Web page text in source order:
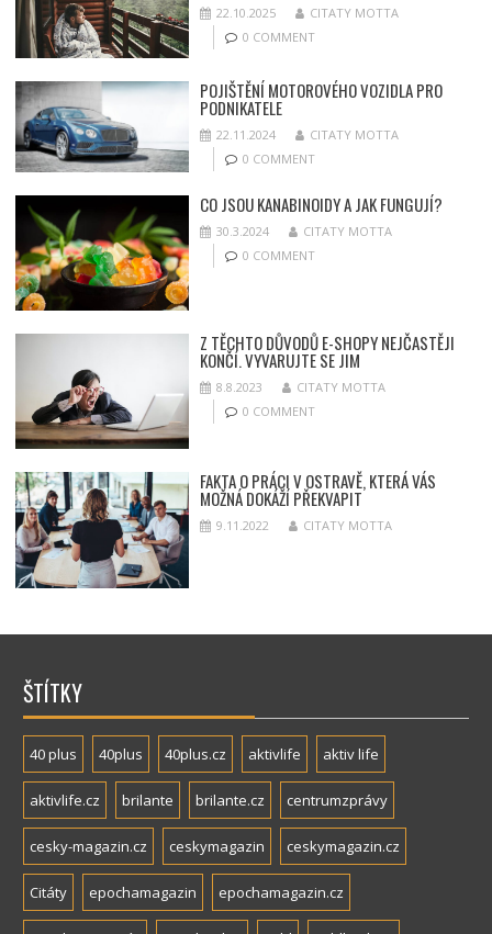
22.10.2025
CITATY MOTTA
0 COMMENT
POJIŠTĚNÍ MOTOROVÉHO VOZIDLA PRO
PODNIKATELE
22.11.2024
CITATY MOTTA
0 COMMENT
CO JSOU KANABINOIDY A JAK FUNGUJÍ?
30.3.2024
CITATY MOTTA
0 COMMENT
Z TĚCHTO DŮVODŮ E-SHOPY NEJČASTĚJI
KONČÍ. VYVARUJTE SE JIM
8.8.2023
CITATY MOTTA
0 COMMENT
FAKTA O PRÁCI V OSTRAVĚ, KTERÁ VÁS
MOŽNÁ DOKÁŽÍ PŘEKVAPIT
9.11.2022 CITATY MOTTA
ŠTÍTKY
40 plus 40plus 40plus.cz aktivlife aktiv life
aktivlife.cz brilante brilante.cz centrumzprávy
cesky-magazin.cz ceskymagazin ceskymagazin.cz
Citáty epochamagazin epochamagazin.cz